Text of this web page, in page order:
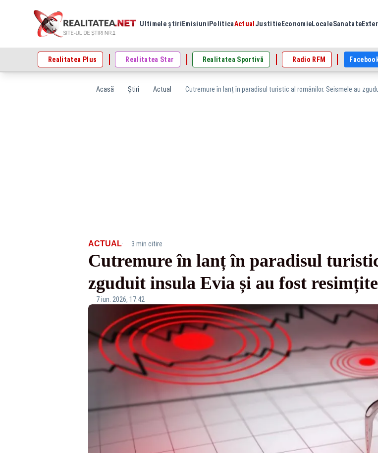
Ultimele știri Emisiuni PoliticaActual Justitie EconomieLocaleSanatate
Realitatea Plus Realitatea Star Realitatea Sportivă Radio RFM
Acasă Știri Actual Cutremure în lanț în paradisul turistic al românilor. Seismele au
ACTUAL· 3 min citire
Cutremure în lanț în paradisul
zguduit insula Evia și au fost
7 iun. 2026, 17:42